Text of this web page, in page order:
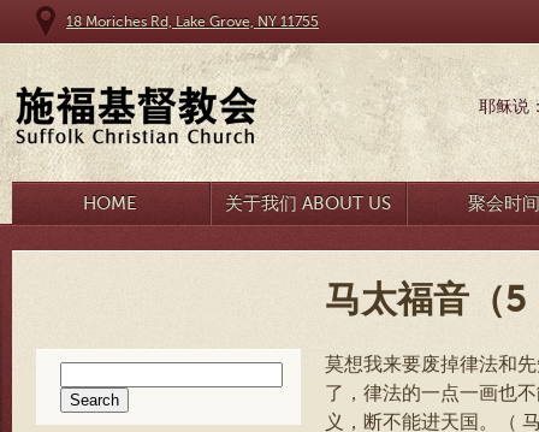
18 Moriches Rd, Lake Grove, NY 11755
耶稣说
HOME 关于我们 ABOUT US 聚会时
马太福音（5
for:
莫想我来要废掉律法和
了，律法的一点一画也
义，断不能进天国。（